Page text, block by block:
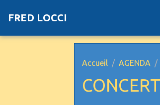
FRED LOCCI
Accueil AGENDA